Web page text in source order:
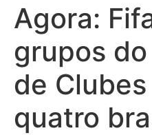
Agora:
grupos
de
quatro